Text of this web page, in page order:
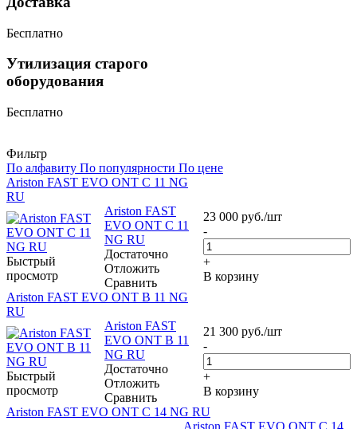
Бесплатно
Утилизация старого
оборудования
Бесплатно
Фильтр
По алфавиту По популярности По цене
Ariston FAST EVO ONT C 11 NG
RU
Быстрый
просмотр
Ariston FAST
EVO ONT C 11
NG RU
Достаточно
Отложить
Сравнить
23 000 руб./шт
-
+
В корзину
Ariston FAST EVO ONT B 11 NG
RU
Быстрый
просмотр
Ariston FAST
EVO ONT B 11
NG RU
Достаточно
Отложить
Сравнить
21 300 руб./шт
-
+
В корзину
Ariston FAST EVO ONT C 14 NG RU
Ariston FAST EVO ONT C 14